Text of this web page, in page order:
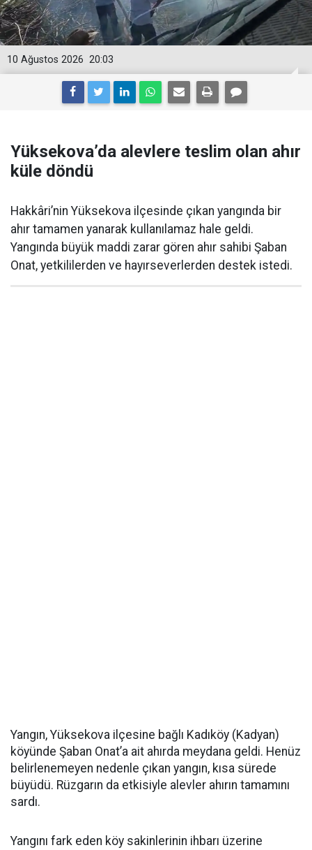
20:03
10 Ağustos 2026
Yüksekova’da alevlere teslim olan ahır
küle döndü
Hakkâri’nin Yüksekova ilçesinde çıkan yangında bir
ahır tamamen yanarak kullanılamaz hale geldi.
Yangında büyük maddi zarar gören ahır sahibi Şaban
Onat, yetkililerden ve hayırseverlerden destek istedi.
Yangın, Yüksekova ilçesine bağlı Kadıköy (Kadyan)
köyünde Şaban Onat’a ait ahırda meydana geldi. Henüz
belirlenemeyen nedenle çıkan yangın, kısa sürede
büyüdü. Rüzgarın da etkisiyle alevler ahırın tamamını
sardı.
Yangını fark eden köy sakinlerinin ihbarı üzerine